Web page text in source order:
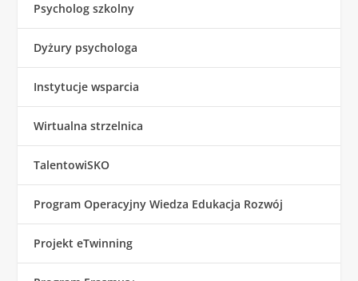
Psycholog szkolny
Dyżury psychologa
Instytucje wsparcia
Wirtualna strzelnica
TalentowiSKO
Program Operacyjny Wiedza Edukacja Rozwój
Projekt eTwinning